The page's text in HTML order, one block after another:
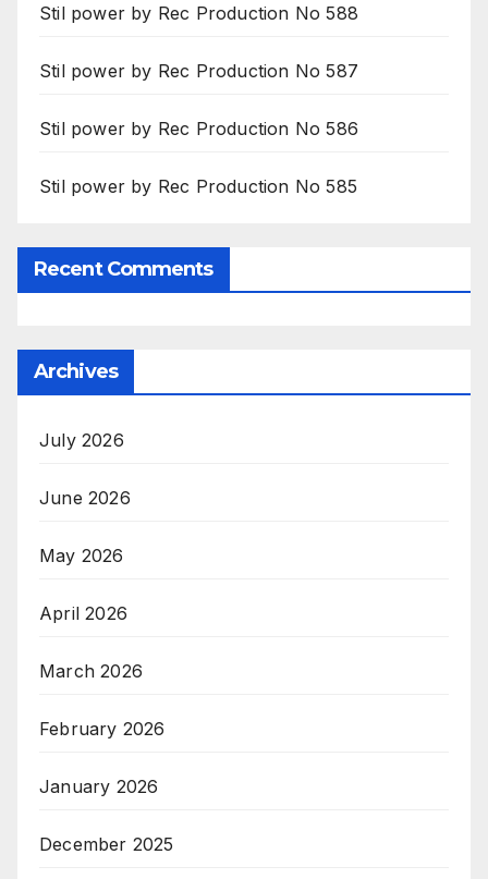
Stil power by Rec Production No 588
Stil power by Rec Production No 587
Stil power by Rec Production No 586
Stil power by Rec Production No 585
Recent Comments
Archives
July 2026
June 2026
May 2026
April 2026
March 2026
February 2026
January 2026
December 2025